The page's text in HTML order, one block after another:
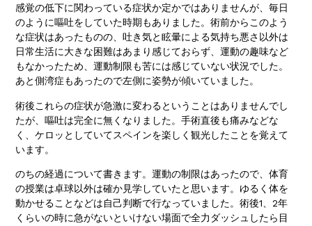
感覚の低下に関わっている症状か定かではありませんが、毎日
のように嘔吐をしていた時期もありました。術前からこのよう
な症状はあったものの、吐き気と眩暈による気持ち悪さ以外は
日常生活に大きな困難はあまり感じておらず、運動の趣味など
もなかったため、運動制限も苦には感じていない状況でした。
あと側湾症もあったので左側に姿勢が傾いていました。
術後これらの症状が急激に変わるということはありませんでし
たが、嘔吐は完全に無くなりました。手術直後も痛みなどな
く、ケロッとしていてスペインを楽しく観光したことを覚えて
います。
のちの経過について書きます。運動の制限はあったので、体育
の授業は卓球以外は確か見学していたと思います。ゆるく体を
動かせることなどは自己判断で行なっていました。術後1、2年
くらいの時に急がないといけない場面で全力ダッシュしたら目